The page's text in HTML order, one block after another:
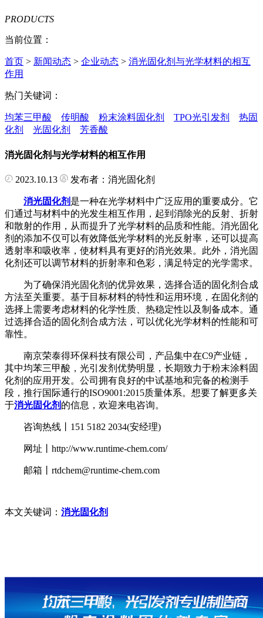
PRODUCTS
当前位置：
首页 > 新闻动态 > 企业动态 > 消光固化剂与光学材料的相互
作用
热门关键词：
均苯三甲酸 传明酸 粉末涂料固化剂 TPO光引发剂
热固
化剂
光固化剂 芳香酸
消光固化剂与光学材料的相互作用
2023.10.13 发布者：消光固化剂
消光固化剂 是一种在光学材料中广泛应用的重要成分。它
们通过与材料中的光发生相互作用，起到消除光的反射、折射
和散射的作用，从而提升了光学材料的品质和性能。消光固化
剂的添加不仅可以有效降低光学材料的光反射率，还可以提高
透射率和吸收率，使材料具有更好的消光效果。此外，消光固
化剂还可以调节材料的折射率和色彩，满足特定的光学需求。
为了确保消光固化剂的优异效果，选择合适的固化剂合成
方法至关重要。基于目标材料的特性和运用环境，在固化剂的
选择上需要考虑材料的化学性质、热稳定性以及制备成本。通
过选择合适的固化剂合成方法，可以优化光学材料的性能和可
靠性。
南京荣泰得环保科技有限公司，产品集中在C9产业链，
其中均苯三甲酸，光引发剂优势明显，长期致力于粉末涂料固
化剂的应用开发。公司拥有良好的中试基地和完备的检测手
段，推行国际通行的ISO9001:2015质量体系。想要了解更多关
于消光固化剂 的信息，欢迎来电咨询。
咨询热线丨151 5182 2034(安经理)
网址丨http://www.runtime-chem.com/
邮箱丨rtdchem@runtime-chem.com
本文关键词： 消光固化剂